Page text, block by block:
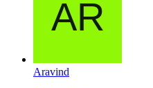
Aravind